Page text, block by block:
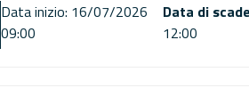
Data inizio: 16/07/2026
09:00
Data di
12:00